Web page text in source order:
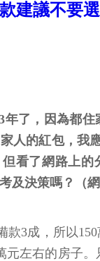
建議不要
年了，因為都
人的紅包，我
看了網路上的
及決策嗎？（網
款3成，所以
元左右的房子